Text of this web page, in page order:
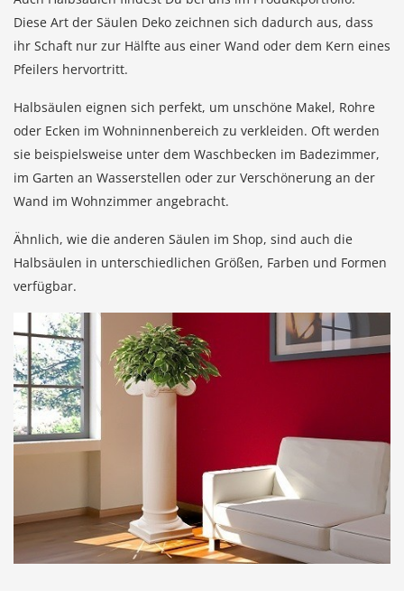
Diese Art der Säulen Deko zeichnen sich dadurch aus, dass
ihr Schaft nur zur Hälfte aus einer Wand oder dem Kern eines
Pfeilers hervortritt.
Halbsäulen eignen sich perfekt, um unschöne Makel, Rohre
oder Ecken im Wohninnenbereich zu verkleiden. Oft werden
sie beispielsweise unter dem Waschbecken im Badezimmer,
im Garten an Wasserstellen oder zur Verschönerung an der
Wand im Wohnzimmer angebracht.
Ähnlich, wie die anderen Säulen im Shop, sind auch die
Halbsäulen in unterschiedlichen Größen, Farben und Formen
verfügbar.